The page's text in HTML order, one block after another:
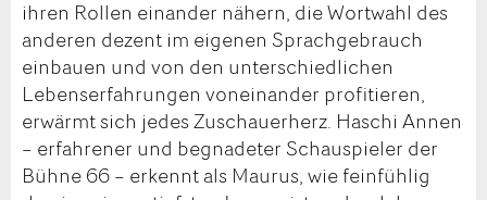
ihren Rollen einander nähern, die Wortwahl des
anderen dezent im eigenen Sprachgebrauch
einbauen und von den unterschiedlichen
Lebenserfahrungen voneinander profitieren,
erwärmt sich jedes Zuschauerherz. Haschi Annen
– erfahrener und begnadeter Schauspieler der
Bühne 66 – erkennt als Maurus, wie feinfühlig